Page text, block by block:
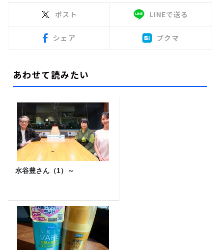
ポスト LINEで送る
シェア ブクマ
あわせて読みたい
水谷豊さん（1）～